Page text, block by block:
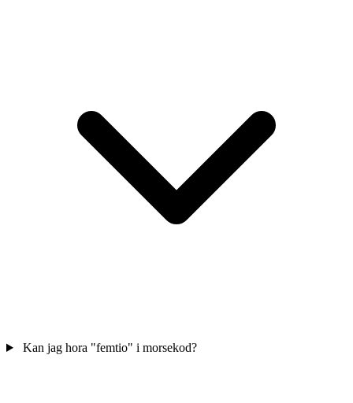
Kan jag hora "femtio" i morsekod?